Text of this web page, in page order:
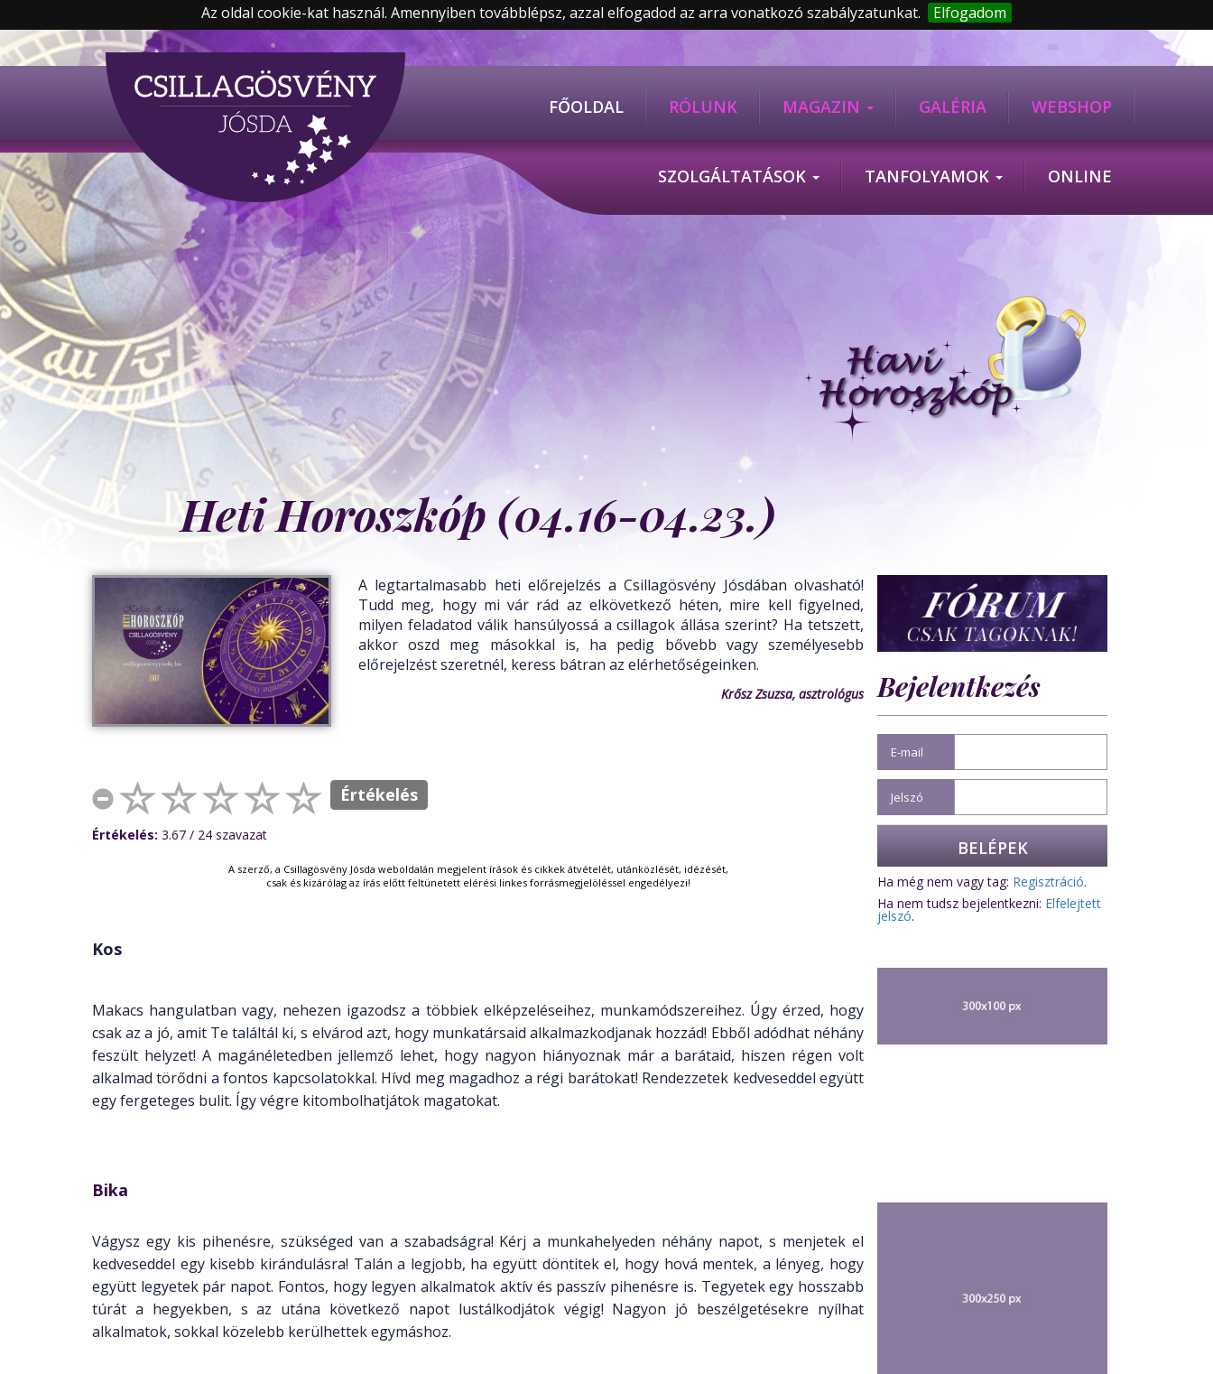
Az oldal cookie-kat használ. Amennyiben továbblépsz, azzal elfogadod az arra vonatkozó szabályzatunkat. Elfogadom
FŐOLDAL RÓLUNK MAGAZIN GALÉRIA WEBSHOP
SZOLGÁLTATÁSOK TANFOLYAMOK ONLINE
Heti Horoszkóp (04.16-04.23.)
A legtartalmasabb heti előrejelzés a Csillagösvény Jósdában olvasható!
Tudd meg, hogy mi vár rád az elkövetkező héten, mire kell figyelned,
milyen feladatod válik hansúlyossá a csillagok állása szerint? Ha tetszett,
akkor oszd meg másokkal is, ha pedig bővebb vagy személyesebb
előrejelzést szeretnél, keress bátran az elérhetőségeinken.
Krősz Zsuzsa, asztrológus
Értékelés
Értékelés: 3.67 / 24 szavazat
A szerző, a Csillagösvény Jósda weboldalán megjelent írások és cikkek átvételét, utánközlését, idézését,
csak és kizárólag az írás előtt feltünetett elérési linkes forrásmegjelöléssel engedélyezi!
Kos
Makacs hangulatban vagy, nehezen igazodsz a többiek elképzeléseihez, munkamódszereihez. Úgy érzed, hogy
csak az a jó, amit Te találtál ki, s elvárod azt, hogy munkatársaid alkalmazkodjanak hozzád! Ebből adódhat néhány
feszült helyzet! A magánéletedben jellemző lehet, hogy nagyon hiányoznak már a barátaid, hiszen régen volt
alkalmad törődni a fontos kapcsolatokkal. Hívd meg magadhoz a régi barátokat! Rendezzetek kedveseddel együtt
egy fergeteges bulit. Így végre kitombolhatjátok magatokat.
Bika
Vágysz egy kis pihenésre, szükséged van a szabadságra! Kérj a munkahelyeden néhány napot, s menjetek el
kedveseddel egy kisebb kirándulásra! Talán a legjobb, ha együtt döntitek el, hogy hová mentek, a lényeg, hogy
együtt legyetek pár napot. Fontos, hogy legyen alkalmatok aktív és passzív pihenésre is. Tegyetek egy hosszabb
túrát a hegyekben, s az utána következő napot lustálkodjátok végig! Nagyon jó beszélgetésekre nyílhat
alkalmatok, sokkal közelebb kerülhettek egymáshoz.
Bejelentkezés
E-mail
Jelszó
Ha még nem vagy tag: Regisztráció.
Ha nem tudsz bejelentkezni: Elfelejtett
jelszó.